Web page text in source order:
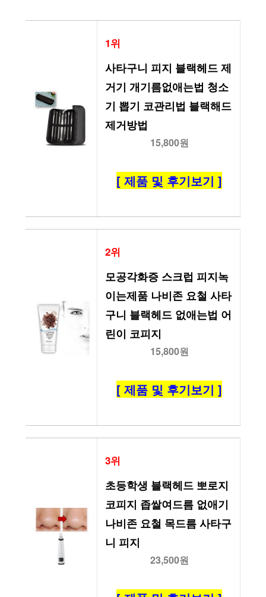
1위
사타구니 피지 블랙헤드 제
거기 개기름없애는법 청소
기 뽑기 코관리법 블랙해드
제거방법
15,800원
[ 제품 및 후기보기 ]
2위
모공각화증 스크럽 피지녹
이는제품 나비존 요철 사타
구니 블랙헤드 없애는법 어
린이 코피지
15,800원
[ 제품 및 후기보기 ]
3위
초등학생 블랙헤드 뽀로지
코피지 좁쌀여드름 없애기
나비존 요철 목드름 사타구
니 피지
23,500원